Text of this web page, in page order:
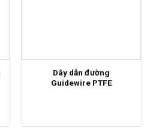
Dây dẫn đường
Guidewire PTFE